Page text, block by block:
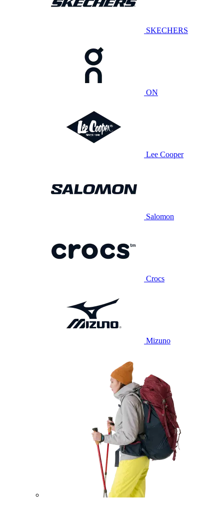
SKECHERS
ON
Lee Cooper
Salomon
Crocs
Mizuno